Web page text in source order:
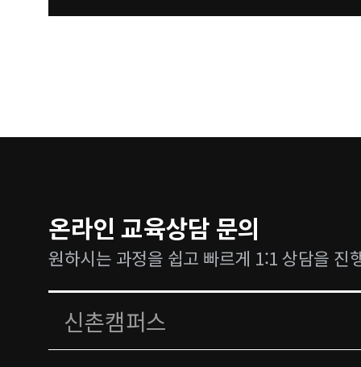
온라인 교육상담 문의
원하시는 과정을 쉽고 빠르게 1:1 상담을 진